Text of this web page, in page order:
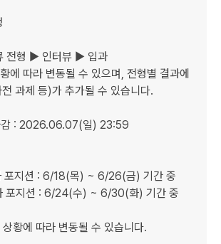
전형 ▶ 인터뷰 ▶ 입과
에 따라 변동될 수 있으며, 전형별 결과에
과제 등)가 추가될 수 있습니다.
감 : 2026.06.07(일) 23:59
황에 따라 변동될 수 있습니다.